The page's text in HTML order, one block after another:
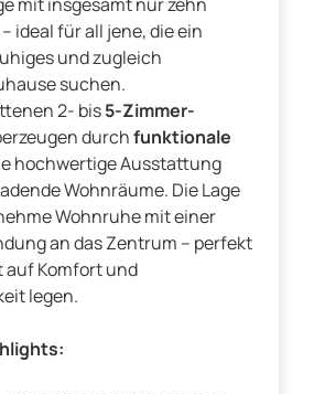
mit insgesamt nur zehn
ideal für all jene, die ein
und zugleich
suchen.
2- bis5-Zimmer-
durchfunktionale
hochwertige Ausstattung
Wohnräume. Die Lage
Wohnruhe mit einer
an das Zentrum – perfekt
auf Komfort und
legen.